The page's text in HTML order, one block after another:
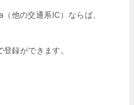
他の交通系IC）ならば、
録ができます。